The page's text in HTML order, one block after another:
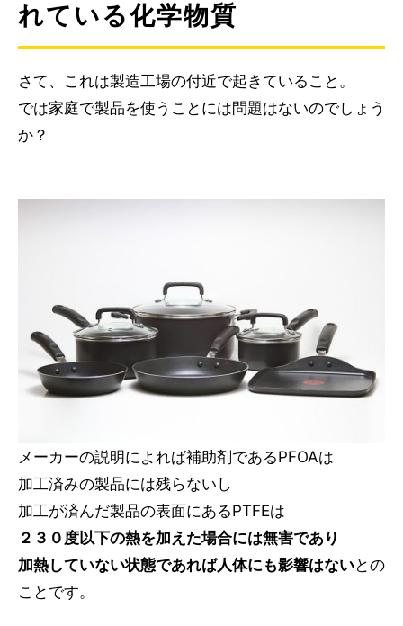
れている化学物質
さて、これは製造工場の付近で起きていること。
では家庭で製品を使うことには問題はないのでしょう
か？
メーカーの説明によれば補助剤であるPFOAは
加工済みの製品には残らないし
加工が済んだ製品の表面にあるPTFEは
２３０度以下の熱を加えた場合には無害であり
加熱していない状態であれば人体にも影響はないとの
ことです。